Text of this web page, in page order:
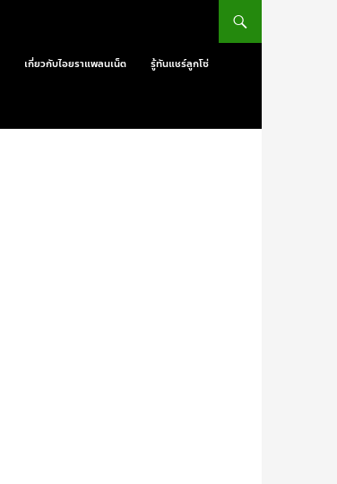
เกี่ยวกับไอยราแพลนเน็ต รู้ทันแชร์ลูกโซ่